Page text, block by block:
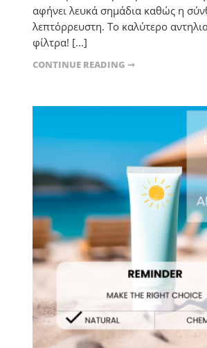
αφήνει λευκά σημάδια καθώς η
λεπτόρρευστη. Το καλύτερο
φίλτρα! [...]
CONTINUE READING ➞